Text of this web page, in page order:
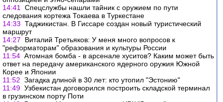
14:41
Спецслужбы нашли тайник с оружием по пути
следования кортежа Токаева в Туркестане
14:33 Таджикистан. В Гиссаре создан новый туристический
маршрут
14:27
Виталий Третьяков: У меня много вопросов к
"реформаторам" образования и культуры России
11:54 Атомная бомба - в арсенале хуситов? Каким может быть
ответ на передачу американского ядерного оружия Южной
Корее и Японии
11:52 Загадка длиной в 30 лет: кто утопил "Эстонию"
11:49 Узбекистан договорился построить складской терминал
в грузинском порту Поти